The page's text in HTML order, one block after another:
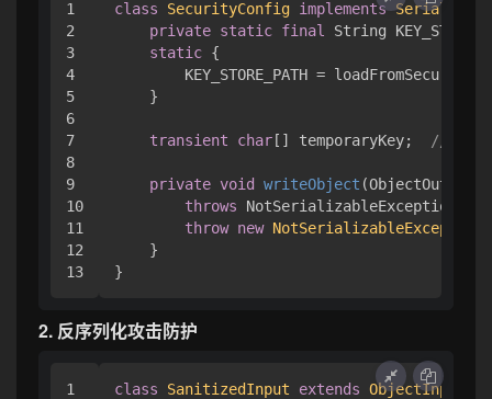
1
2
3
4
5
6
7
8
9
10
11
12
class SecurityConfig implements
private static final
String
static {
KEY_STORE_PATH =
    }
transient char [] temporaryKey; // 内存
private void writeObject
throws NotSerializableException {
throw new NotSerializableException
    }
2. 反序列化攻击防护
1
class SanitizedInput extends